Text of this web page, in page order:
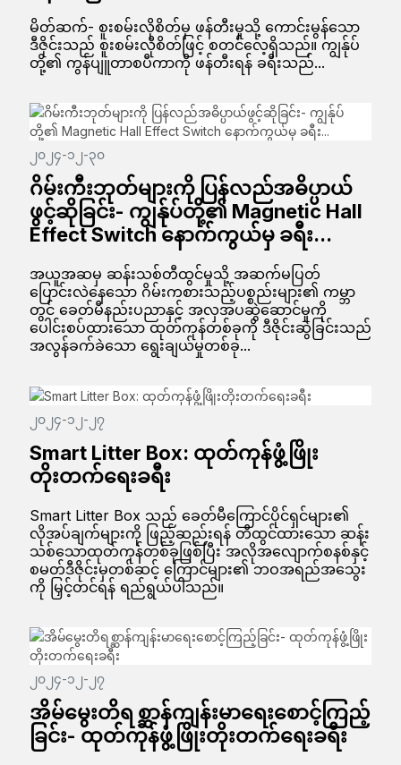
မိတ်ဆက်- စူးစမ်းလိုစိတ်မှ ဖန်တီးမှုသို့ ကောင်းမွန်သော
ဒီဇိုင်းသည် စူးစမ်းလိုစိတ်ဖြင့် စတင်လေ့ရှိသည်။ ကျွန်ုပ်
တို့၏ ကွန်ပျူတာစပီကာကို ဖန်တီးရန် ခရီးသည်...
၂၀၂၄-၁၂-၃၀
ဂိမ်းကီးဘုတ်များကို ပြန်လည်အဓိပ္ပာယ်
ဖွင့်ဆိုခြင်း- ကျွန်ုပ်တို့၏ Magnetic Hall
Effect Switch နောက်ကွယ်မှ ခရီး...
အယူအဆမှ ဆန်းသစ်တီထွင်မှုသို့ အဆက်မပြတ်
ပြောင်းလဲနေသော ဂိမ်းကစားသည့်ပစ္စည်းများ၏ ကမ္ဘာ
တွင် ခေတ်မီနည်းပညာနှင့် အလှအပဆွဲဆောင်မှုကို
ပေါင်းစပ်ထားသော ထုတ်ကုန်တစ်ခုကို ဒီဇိုင်းဆွဲခြင်းသည်
အလွန်ခက်ခဲသော ရွေးချယ်မှုတစ်ခု...
၂၀၂၄-၁၂-၂၇
Smart Litter Box: ထုတ်ကုန်ဖွံ့ဖြိုး
တိုးတက်ရေးခရီး
Smart Litter Box သည် ခေတ်မီကြောင်ပိုင်ရှင်များ၏
လိုအပ်ချက်များကို ဖြည့်ဆည်းရန် တီထွင်ထားသော ဆန်း
သစ်သောထုတ်ကုန်တစ်ခုဖြစ်ပြီး အလိုအလျောက်စနစ်နှင့်
စမတ်ဒီဇိုင်းမှတစ်ဆင့် ကြောင်များ၏ ဘဝအရည်အသွေး
ကို မြှင့်တင်ရန် ရည်ရွယ်ပါသည်။
၂၀၂၄-၁၂-၂၇
အိမ်မွေးတိရစ္ဆာန်ကျန်းမာရေးစောင့်ကြည့်
ခြင်း- ထုတ်ကုန်ဖွံ့ဖြိုးတိုးတက်ရေးခရီး